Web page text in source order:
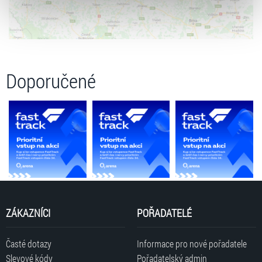
zpracování upravíte zaškrtnutím příslušné varianty. Svoji
volbu můžete kdykoliv změnit v zápatí stránky v záložce
„Cookies a jejich nastavení“.
Doporučené
ZÁKAZNÍCI
Časté dotazy
Slevové kódy
POŘADATELÉ
Informace pro nové pořadatele
Pořadatelský admin